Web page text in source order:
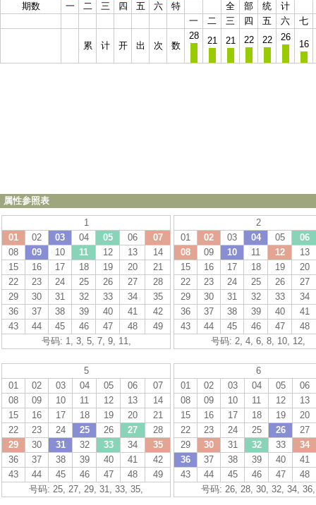
期数
一 二 三 四 五 六 特 全 部 统
计
一
二 三 四 五 六 七
累 计 开 出 次 数
28 21 21 22 22 26
16
属性参照表
1
01
02 03 04 05 06
07
08
09 10 11 12 13
14
15
16 17 18 19 20
21
22
23 24 25 26 27
28
29
30 31 32 33 34
35
36
37 38 39 40 41
42
43
44 45 46 47 48
49
号码: 1, 3, 5, 7, 9, 11,
2
01
02 03 04 05
06
08
09 10 11 12
13
15
16 17 18 19
20
22
23 24 25 26
27
29
30 31 32 33
34
36
37 38 39 40
41
43
44 45 46 47
48
号码: 2, 4, 6, 8, 10, 12,
5
01
02 03 04 05 06
07
08
09 10 11 12 13
14
15
16 17 18 19 20
21
22
23 24 25 26 27
28
29
30 31 32 33 34
35
36
37 38 39 40 41
42
43
44 45 46 47 48
49
号码: 25, 27, 29, 31, 33, 35,
6
01
02 03 04 05
06
08
09 10 11 12
13
15
16 17 18 19
20
22
23 24 25 26
27
29
30 31 32 33
34
36
37 38 39 40
41
43
44 45 46 47
48
号码: 26, 28, 30, 32, 34, 36,